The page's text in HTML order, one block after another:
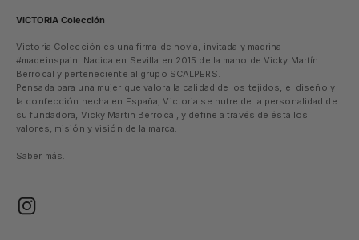
VICTORIA Colección
Victoria Colección es una firma de novia, invitada y madrina
#madeinspain. Nacida en Sevilla en 2015 de la mano de Vicky Martín
Berrocal y perteneciente al grupo SCALPERS.
Pensada para una mujer que valora la calidad de los tejidos, el diseño y
la confección hecha en España, Victoria se nutre de la personalidad de
su fundadora, Vicky Martin Berrocal, y define a través de ésta los
valores, misión y visión de la marca.
Saber más.